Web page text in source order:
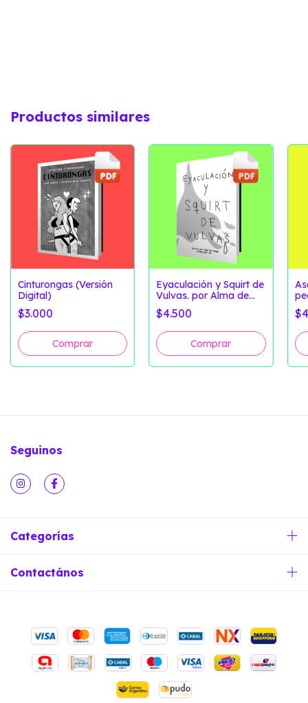
Productos similares
Cinturongas (Versión
Digital)
$3.000
Eyaculación y Squirt de
Vulvas. por Alma de
Fuego (Versión Digital)
$4.500
2.
Seguinos
Categorías
Contactános